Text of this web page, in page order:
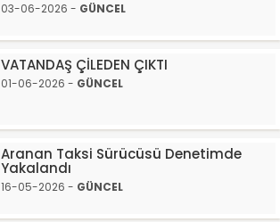
03-06-2026 - GÜNCEL
VATANDAŞ ÇİLEDEN ÇIKTI
01-06-2026 - GÜNCEL
Aranan Taksi Sürücüsü Denetimde
Yakalandı
16-05-2026 - GÜNCEL